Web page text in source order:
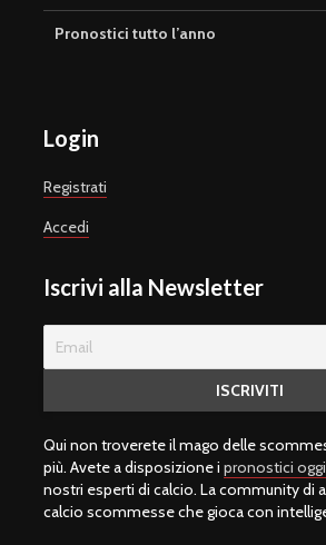
Pronostici tutto l’anno
Login
Registrati
Accedi
Iscrivi alla Newsletter
Qui non troverete il mago delle
più. Avete a disposizione i pronostici oggi
nostri esperti di calcio. La community di
calcio scommesse che gioca con